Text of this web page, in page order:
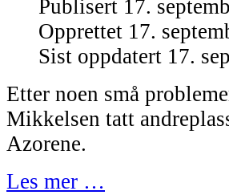
Publisert 17.
Opprettet 17.
Sist oppdatert 17.
Etter noen små
Mikkelsen tatt
Azorene.
Les mer …